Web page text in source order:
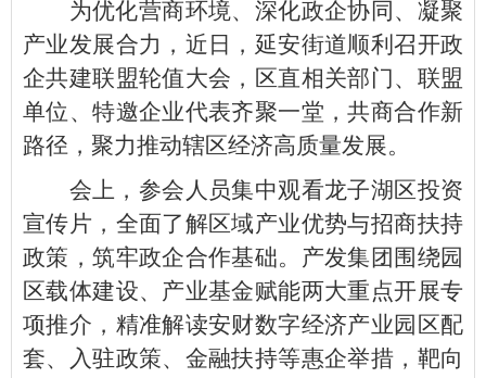
为优化营商环境、深化政企协同、凝聚
产业发展合力，近日，延安街道顺利召开政
企共建联盟轮值大会，区直相关部门、联盟
单位、特邀企业代表齐聚一堂，共商合作新
路径，聚力推动辖区经济高质量发展。
会上，参会人员集中观看龙子湖区投资
宣传片，全面了解区域产业优势与招商扶持
政策，筑牢政企合作基础。产发集团围绕园
区载体建设、产业基金赋能两大重点开展专
项推介，精准解读安财数字经济产业园区配
套、入驻政策、金融扶持等惠企举措，靶向